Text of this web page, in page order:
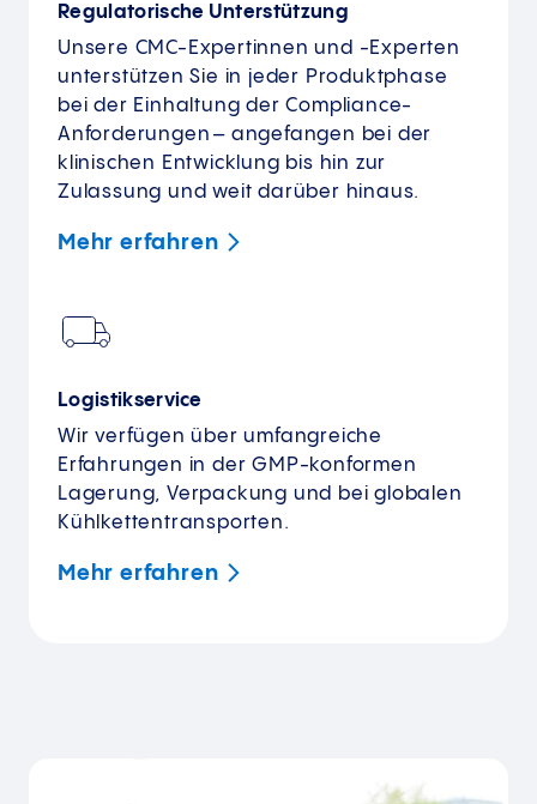
Regulatorische Unterstützung
Unsere CMC-Expertinnen und -Experten
unterstützen Sie in jeder Produktphase
bei der Einhaltung der Compliance-
Anforderungen – angefangen bei der
klinischen Entwicklung bis hin zur
Zulassung und weit darüber hinaus.
Mehr erfahren
Logistikservice
Wir verfügen über umfangreiche
Erfahrungen in der GMP-konformen
Lagerung, Verpackung und bei globalen
Kühlkettentransporten.
Mehr erfahren